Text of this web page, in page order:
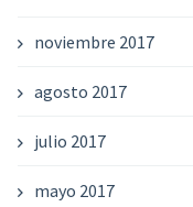
noviembre 2017
agosto 2017
julio 2017
mayo 2017